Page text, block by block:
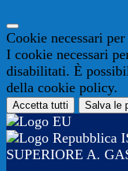
Cookie necessari
I cookie necessari
disabilitati. È
della cookie policy.
Accetta tutti Salva le
SUPERIORE A.